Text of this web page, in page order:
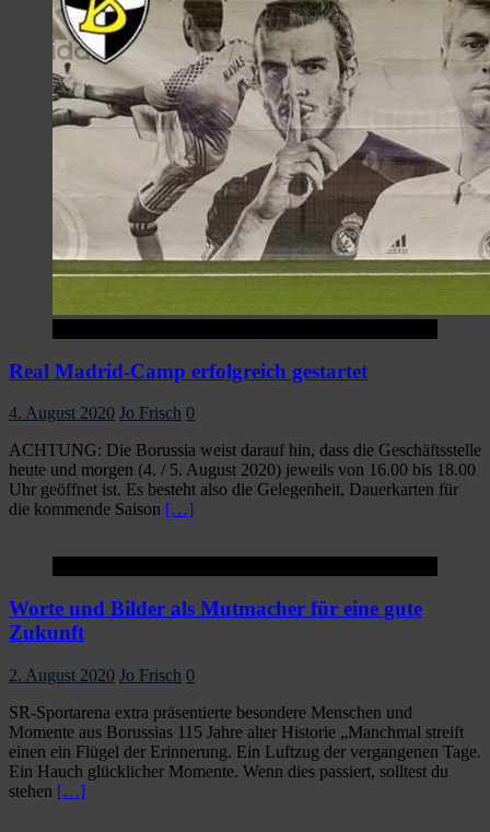
Real Madrid-Camp erfolgreich gestartet
4. August 2020 Jo Frisch 0
ACHTUNG: Die Borussia weist darauf hin, dass die Geschäftsstelle
heute und morgen (4. / 5. August 2020) jeweils von 16.00 bis 18.00
Uhr geöffnet ist. Es besteht also die Gelegenheit, Dauerkarten für
die kommende Saison […]
Worte und Bilder als Mutmacher für eine gute
Zukunft
2. August 2020 Jo Frisch 0
SR-Sportarena extra präsentierte besondere Menschen und
Momente aus Borussias 115 Jahre alter Historie „Manchmal streift
einen ein Flügel der Erinnerung. Ein Luftzug der vergangenen Tage.
Ein Hauch glücklicher Momente. Wenn dies passiert, solltest du
stehen […]